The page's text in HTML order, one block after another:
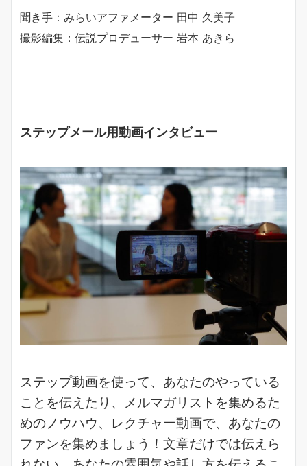
聞き手：みらいアファメーター 田中 久美子
撮影編集：伝説プロデューサー 岩本 あきら
ステップメール用動画インタビュー
ステップ動画を使って、あなたのやっている
ことを伝えたり、メルマガリストを集めるた
めのノウハウ、レクチャー動画で、あなたの
ファンを集めましょう！文章だけでは伝えら